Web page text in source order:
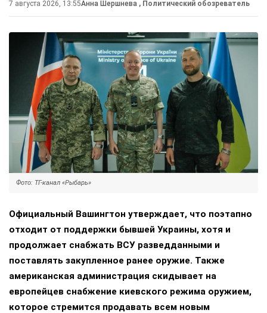
7 августа 2026, 13:55Анна Шершнева , Политический обозреватель
Фото: ТГ-канал «Рыбарь»
Официальный Вашингтон утверждает, что поэтапно
отходит от поддержки бывшей Украины, хотя и
продолжает снабжать ВСУ разведданными и
поставлять закупленное ранее оружие. Также
американская администрация скидывает на
европейцев снабжение киевского режима оружием,
которое стремится продавать всем новым